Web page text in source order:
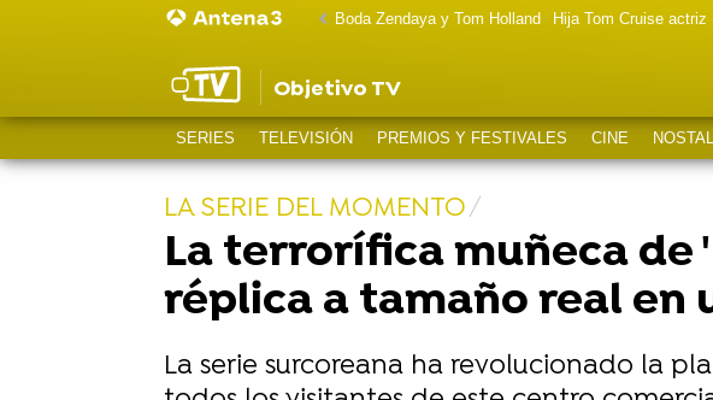
Boda Zendaya y Tom Holland Hija Tom Cruise actriz
Objetivo TV
SERIES TELEVISIÓN PREMIOS Y FESTIVALES CINE
LA SERIE DEL MOMENTO
La terrorífica muñeca de
réplica a tamaño real en
La serie surcoreana ha revolucionado la